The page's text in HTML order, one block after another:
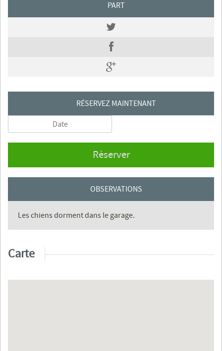
PART
RÉSERVEZ MAINTENANT
Rèserver
OBSERVATIONS
Les chiens dorment dans le garage.
Carte